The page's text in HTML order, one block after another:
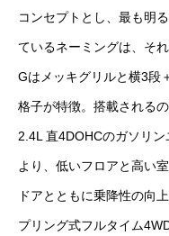
部品取付
車検
各種手続
コンセプトとし、最も明
ているネーミングは、そ
Gはメッキグリルと横3段
格子が特徴。搭載される
2.4L 直4DOHCのガソリ
より、低いフロアと高い
ドアとともに乗降性の向
プリング式フルタイム